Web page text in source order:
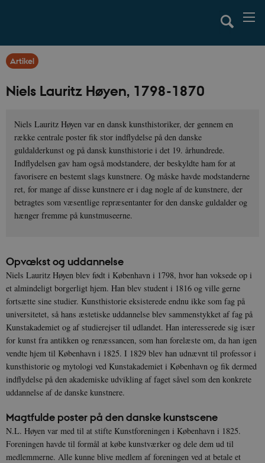
Artikel
Niels Lauritz Høyen, 1798-1870
Niels Lauritz Høyen var en dansk kunsthistoriker, der gennem en
række centrale poster fik stor indflydelse på den danske
guldalderkunst og på dansk kunsthistorie i det 19. århundrede.
Indflydelsen gav ham også modstandere, der beskyldte ham for at
favorisere en bestemt slags kunstnere. Og måske havde modstanderne
ret, for mange af disse kunstnere er i dag nogle af de kunstnere, der
betragtes som væsentlige repræsentanter for den danske guldalder og
hænger fremme på kunstmuseerne.
Opvækst og uddannelse
Niels Lauritz Høyen blev født i København i 1798, hvor han voksede op i
et almindeligt borgerligt hjem. Han blev student i 1816 og ville gerne
fortsætte sine studier. Kunsthistorie eksisterede endnu ikke som fag på
universitetet, så hans æstetiske uddannelse blev sammenstykket af fag på
Kunstakademiet og af studierejser til udlandet. Han interesserede sig især
for kunst fra antikken og renæssancen, som han forelæste om, da han igen
vendte hjem til København i 1825. I 1829 blev han udnævnt til professor i
kunsthistorie og mytologi ved Kunstakademiet i København og fik dermed
indflydelse på den akademiske udvikling af faget såvel som den konkrete
uddannelse af de danske kunstnere.
Magtfulde poster på den danske kunstscene
N.L. Høyen var med til at stifte Kunstforeningen i København i 1825.
Foreningen havde til formål at købe kunstværker og dele dem ud til
medlemmerne. Alle kunne blive medlem af foreningen ved at betale et